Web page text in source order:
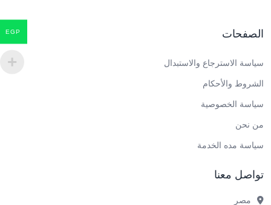
الصفحات
سياسة الاسترجاع والاستبدال
الشروط والأحكام
سياسة الخصوصية
من نحن
سياسة مده الخدمة
تواصل معنا
مصر
EGP